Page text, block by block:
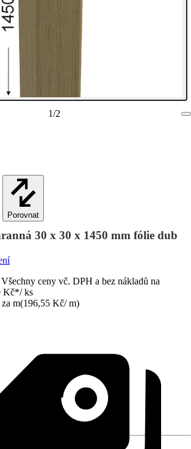
1/2
Porovnat
30 x 30 x 1450 mm fólie dub
ceny vč. DPH a bez nákladů na
Kč*/ ks
m(196,55 Kč/ m)